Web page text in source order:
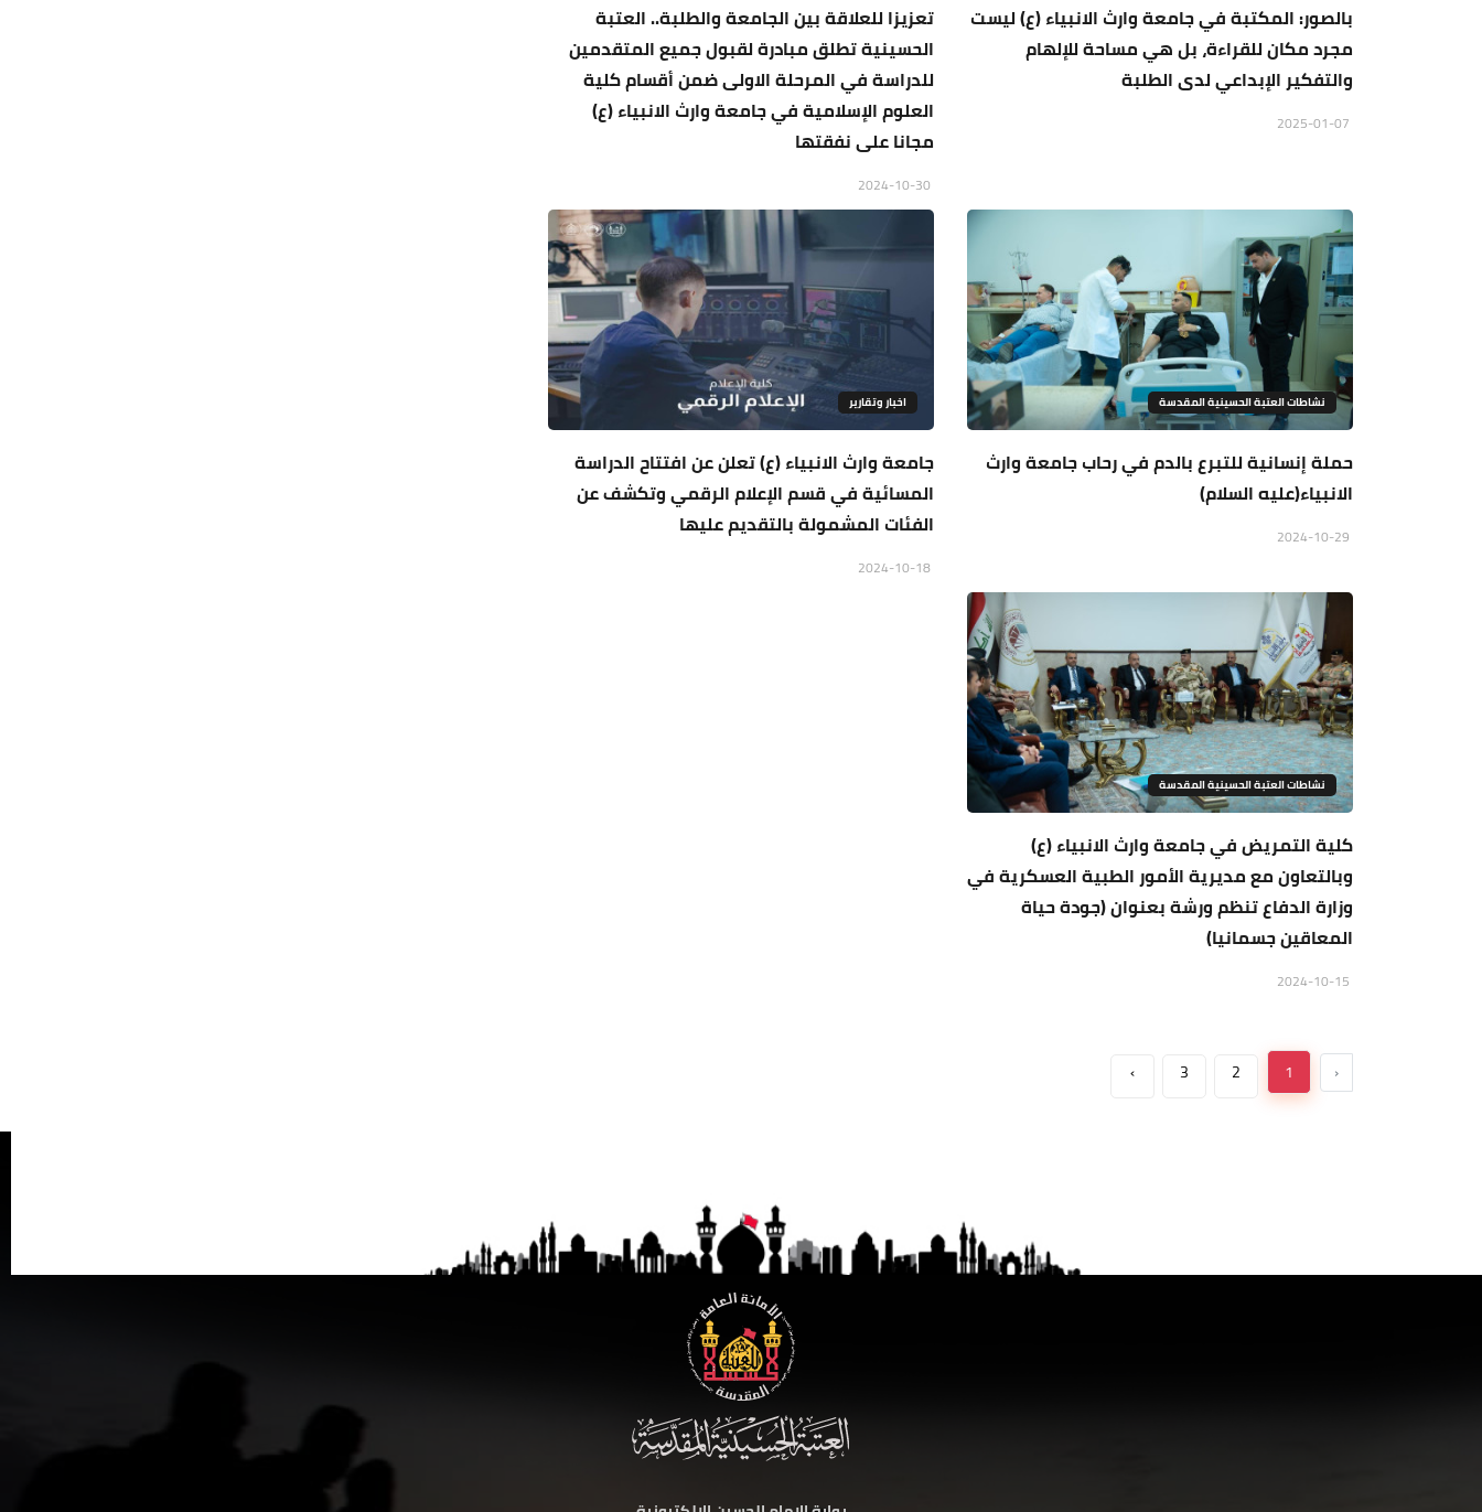
بالصور: المكتبة في جامعة وارث الانبياء (ع) ليست
مجرد مكان للقراءة، بل هي مساحة للإلهام
والتفكير الإبداعي لدى الطلبة
تعزيزا للعلاقة بين الجامعة والطلبة.. العتبة
الحسينية تطلق مبادرة لقبول جميع المتقدمين
للدراسة في المرحلة الاولى ضمن أقسام كلية
العلوم الإسلامية في جامعة وارث الانبياء (ع)
مجانا على نفقتها
نشاطات العتبة الحسينية المقدسة
حملة إنسانية للتبرع بالدم في رحاب جامعة وارث
الانبياء(عليه السلام)
اخبار وتقارير
جامعة وارث الانبياء (ع) تعلن عن افتتاح الدراسة
المسائية في قسم الإعلام الرقمي وتكشف عن
الفئات المشمولة بالتقديم عليها
نشاطات العتبة الحسينية المقدسة
كلية التمريض في جامعة وارث الانبياء (ع)
وبالتعاون مع مديرية الأمور الطبية العسكرية في
وزارة الدفاع تنظم ورشة بعنوان (جودة حياة
المعاقين جسمانيا)
‹
1
2
3
›